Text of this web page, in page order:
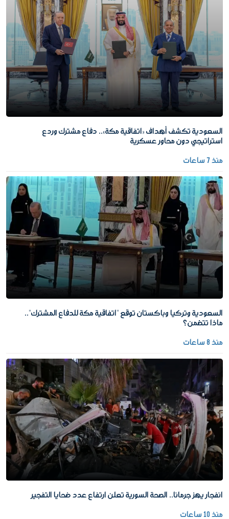
السعودية تكشف أهداف «اتفاقية مكة».. دفاع مشترك وردع
استراتيجي دون محاور عسكرية
منذ 7 ساعات
السعودية وتركيا وباكستان توقع "اتفاقية مكة للدفاع المشترك"..
ماذا تتضمن؟
منذ 8 ساعات
انفجار يهز جرمانا.. الصحة السورية تعلن ارتفاع عدد ضحايا التفجير
منذ 10 ساعات